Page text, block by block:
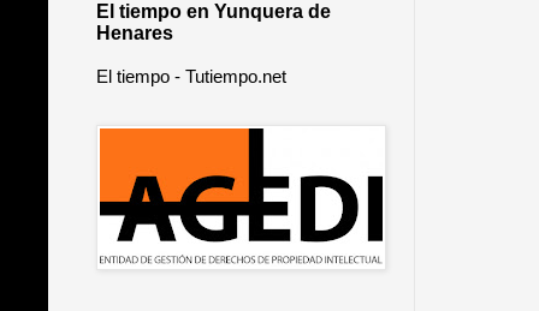
El tiempo en Yunquera de
Henares
El tiempo - Tutiempo.net